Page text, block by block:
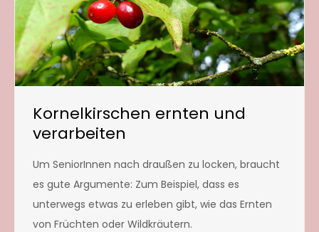
Kornelkirschen ernten und
verarbeiten
Um SeniorInnen nach draußen zu locken, braucht
es gute Argumente: Zum Beispiel, dass es
unterwegs etwas zu erleben gibt, wie das Ernten
von Früchten oder Wildkräutern.